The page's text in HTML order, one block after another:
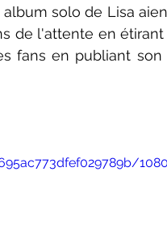
solo de Lisa
de l'attente en étirant
fans en publiant son